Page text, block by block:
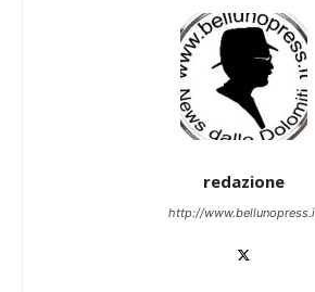
redazione
http://